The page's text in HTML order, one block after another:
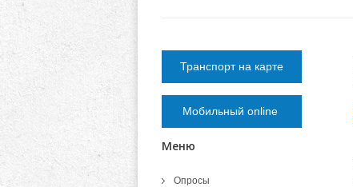
Транспорт на карте
Мобильный online
Меню
Опросы